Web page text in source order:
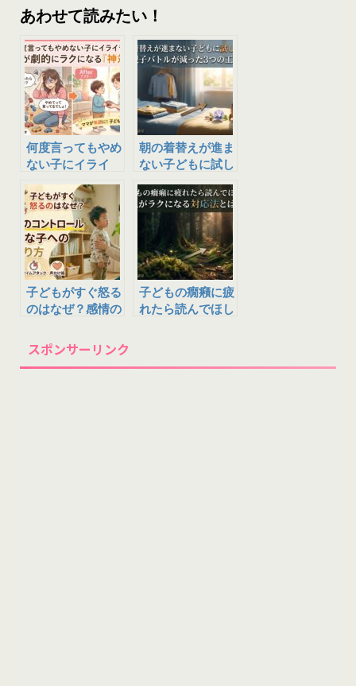
あわせて読みたい！
何度言ってもやめ
ない子にイライ
ラ…ママが劇的に
ラクになる神対応
朝の着替えが進ま
ない子どもに試し
たい！親子バトル
が減った3つの工
夫
子どもがすぐ怒る
のはなぜ？感情の
手な子への関わり
方
子どもの癇癪に疲
れたら読んでほし
スポンサーリンク